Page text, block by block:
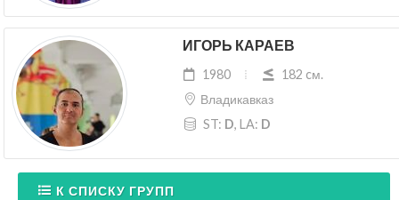
ИГОРЬ КАРАЕВ
1980
182 cм.
Владикавказ
ST: D, LA: D
К СПИСКУ ГРУПП